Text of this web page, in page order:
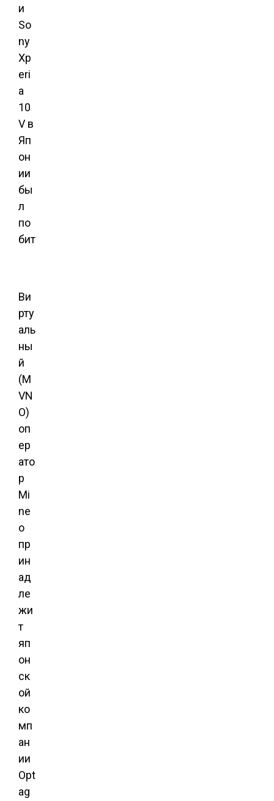
Ви
рту
аль
ны
й
(M
VN
O)
оп
ер
ато
р
Mi
ne
o
пр
ин
ад
ле
жи
т
яп
он
ск
ой
ко
мп
ан
ии
Opt
ag